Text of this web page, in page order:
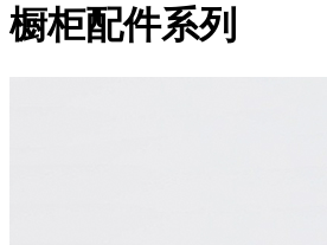
橱柜配件系列